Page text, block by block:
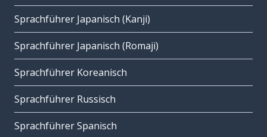
Sprachführer Japanisch (Kanji)
Sprachführer Japanisch (Romaji)
Sprachführer Koreanisch
Sprachführer Russisch
Sprachführer Spanisch